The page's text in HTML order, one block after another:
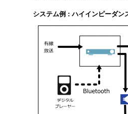
システム例 : ハイインピーダン